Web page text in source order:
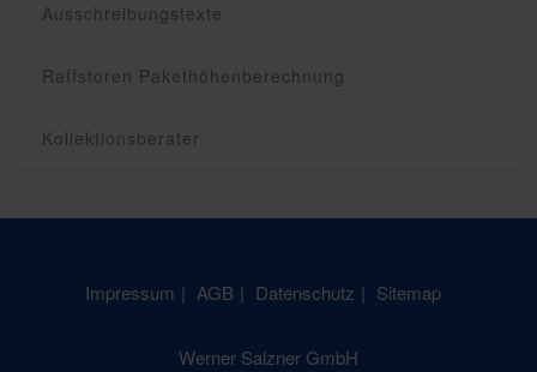
Ausschreibungstexte
Raffstoren Pakethöhenberechnung
Kollektionsberater
Impressum AGB Datenschutz Sitemap
Werner Salzner GmbH